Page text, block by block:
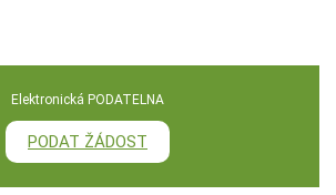
Elektronická PODATELNA
PODAT ŽÁDOST